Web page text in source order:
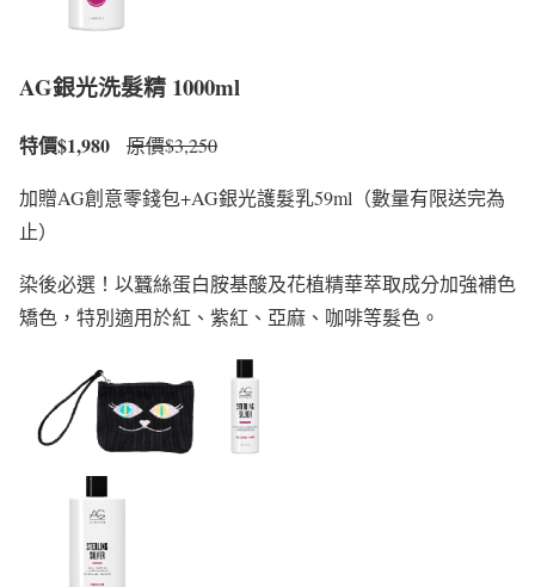
AG銀光洗髮精 1000ml
特價$1,980 原價$3,250
加贈AG創意零錢包+AG銀光護髮乳59ml（數量有限送完為
止）
染後必選！以蠶絲蛋白胺基酸及花植精華萃取成分加強補色
矯色，特別適用於紅、紫紅、亞麻、咖啡等髮色。